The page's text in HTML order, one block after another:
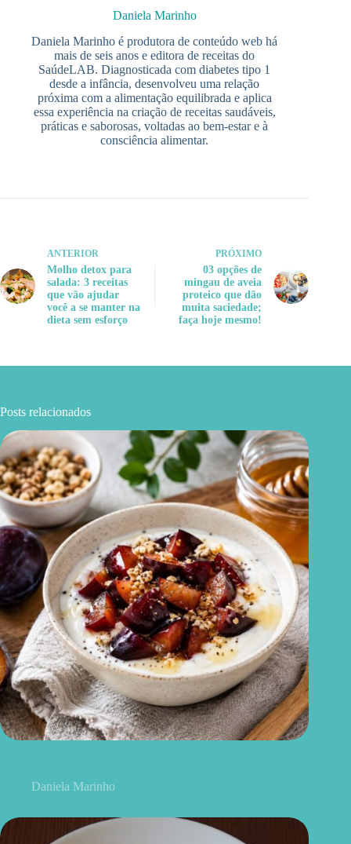
Daniela Marinho
Daniela Marinho é produtora de conteúdo web há
mais de seis anos e editora de receitas do
SaúdeLAB. Diagnosticada com diabetes tipo 1
desde a infância, desenvolveu uma relação
próxima com a alimentação equilibrada e aplica
essa experiência na criação de receitas saudáveis,
práticas e saborosas, voltadas ao bem-estar e à
consciência alimentar.
ANTERIOR
Molho detox para
salada: 3 receitas
que vão ajudar
você a se manter na
dieta sem esforço
PRÓXIMO
03 opções de
mingau de aveia
proteico que dão
muita saciedade;
faça hoje mesmo!
Posts relacionados
Daniela Marinho